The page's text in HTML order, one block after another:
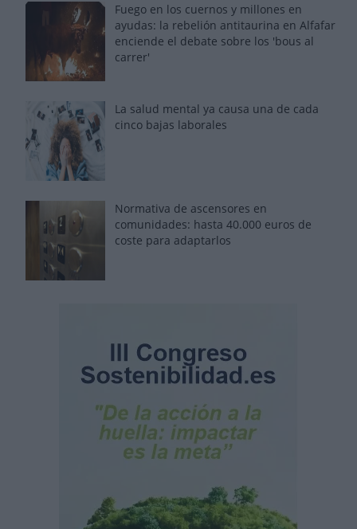
Fuego en los cuernos y millones en
ayudas: la rebelión antitaurina en Alfafar
enciende el debate sobre los 'bous al
carrer'
La salud mental ya causa una de cada
cinco bajas laborales
Normativa de ascensores en
comunidades: hasta 40.000 euros de
coste para adaptarlos